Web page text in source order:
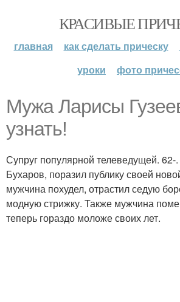
КРАСИВЫЕ
главная как сделать прическу
уроки
фото
Мужа Ларисы
узнать!
Супруг популярной телеведущей. 62-
Бухаров, поразил публику своей
мужчина похудел, отрастил седую
модную стрижку. Также мужчина
теперь гораздо моложе своих лет.